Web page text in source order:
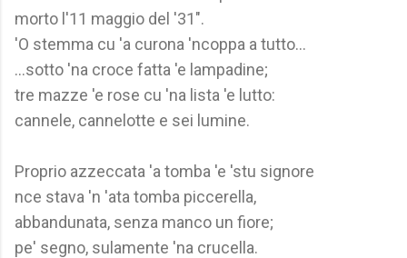
morto l'11 maggio del '31".
'O stemma cu 'a curona 'ncoppa a tutto...
...sotto 'na croce fatta 'e lampadine;
tre mazze 'e rose cu 'na lista 'e lutto:
cannele, cannelotte e sei lumine.
Proprio azzeccata 'a tomba 'e 'stu signore
nce stava 'n 'ata tomba piccerella,
abbandunata, senza manco un fiore;
pe' segno, sulamente 'na crucella.